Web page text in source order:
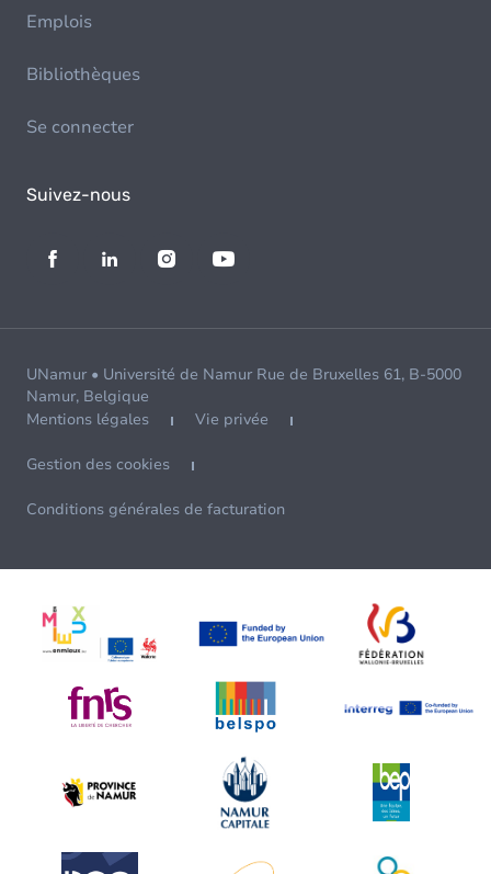
Emplois
Bibliothèques
Se connecter
Suivez-nous
UNamur • Université de Namur Rue de Bruxelles 61, B-5000
Namur, Belgique
Mentions légales
Vie privée
Gestion des cookies
Conditions générales de facturation